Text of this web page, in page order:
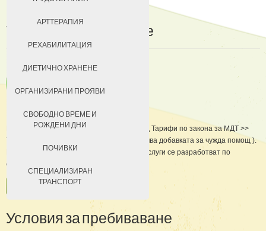
ДОБРОВОЛЦИ
ЗА КЮСТЕНДИЛ
НАСТАНЯВАНЕ
УСЛОВИЯ ЗА ПРЕБИВАВАНЕ
ТАКСИ ЗА ПРЕБИВАВАНЕ
АРТТЕРАПИЯ
РЕХАБИЛИТАЦИЯ
ДИЕТИЧНО ХРАНЕНЕ
ОРГАНИЗИРАНИ ПРОЯВИ
СВОБОДНО ВРЕМЕ И
РОЖДЕНИ ДНИ
ПОЧИВКИ
СПЕЦИАЛИЗИРАН
ТРАНСПОРТ
Такси пребиваване
Цените за домуване се определят според Тарифи по закона за МДТ >>
70% от дохода на лицето ( тук не се включва добавката за чужда помощ ).
Цените на допълнително предлаганите услуги се разработват по
специална схема,
ПРОЧЕТИ ОЩЕ …
Условиязапребиваване